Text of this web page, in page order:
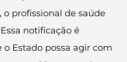
profissional de saúde
notificação é
o Estado possa agir com